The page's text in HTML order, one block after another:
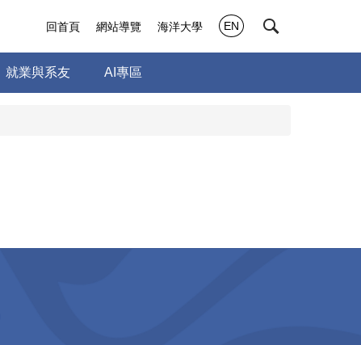
回首頁 網站導覽 海洋大學 EN
就業與系友 AI專區